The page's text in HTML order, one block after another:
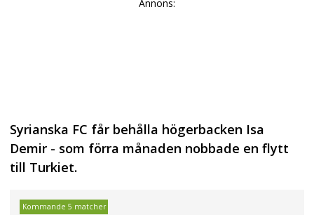
Annons:
Syrianska FC får behålla högerbacken Isa
Demir - som förra månaden nobbade en flytt
till Turkiet.
Kommande 5 matcher